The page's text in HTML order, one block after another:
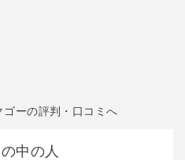
ーの評判・口コミへ
中の人